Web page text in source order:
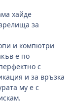
хайде
за
и компютри
е по
с
и за връзка
му е с